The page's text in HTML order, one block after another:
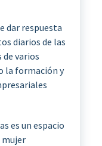
dar respuesta
diarios de las
varios
la formación y
es un espacio
mujer